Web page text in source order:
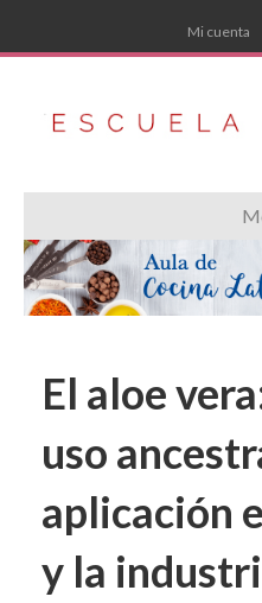
Mi cuenta
El aloe
uso
aplicación
y la